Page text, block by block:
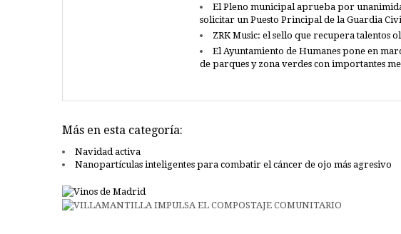
El Pleno municipal aprueba por
solicitar un Puesto Principal de la Guardia
ZRK Music: el sello que recupera talentos
El Ayuntamiento de Humanes pone en
de parques y zona verdes con importantes
Más en esta categoría:
Navidad activa
Nanopartículas inteligentes para combatir el cáncer de ojo más agresivo